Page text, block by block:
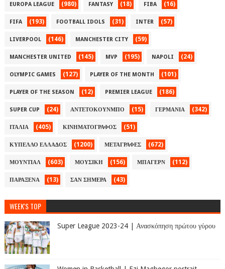
EUROPA LEAGUE (980) FANTASY (18) FIBA (16)
FIFA (193) FOOTBALL IDOLS (31) INTER (57)
LIVERPOOL (146) MANCHESTER CITY (59)
MANCHESTER UNITED (145) MVP (195) NAPOLI (24)
OLYMPIC GAMES (127) PLAYER OF THE MONTH (101)
PLAYER OF THE SEASON (12) PREMIER LEAGUE (186)
SUPER CUP (24) ΑΝΤΕΤΟΚΟΥΝΜΠΟ (15) ΓΕΡΜΑΝΙΑ (342)
ΙΤΑΛΙΑ (405) ΚΙΝΗΜΑΤΟΓΡΑΦΟΣ (51)
ΚΥΠΕΛΛΟ ΕΛΛΑΔΟΣ (1200) ΜΕΤΑΓΡΑΦΕΣ (672)
ΜΟΥΝΤΙΑΛ (603) ΜΟΥΣΙΚΗ (156) ΜΠΑΓΕΡΝ (112)
ΠΑΡΑΞΕΝΑ (13) ΣΑΝ ΣΗΜΕΡΑ (43)
WEEK'S TOP
Super League 2023-24 | Ανασκόπηση πρώτου γύρου